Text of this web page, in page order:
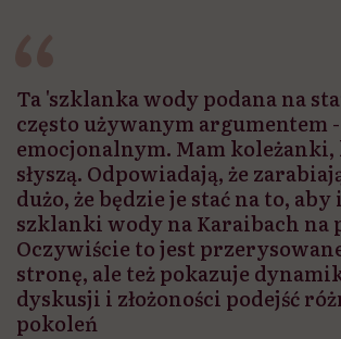
Ta 'szklanka wody podana na
często używanym argumentem
emocjonalnym. Mam
słyszą. Odpowiadają, że
dużo, że będzie je stać na to,
szklanki wody na Karaibach na
Oczywiście to jest
stronę, ale też pokazuje
dyskusji i złożoności podejść
pokoleń